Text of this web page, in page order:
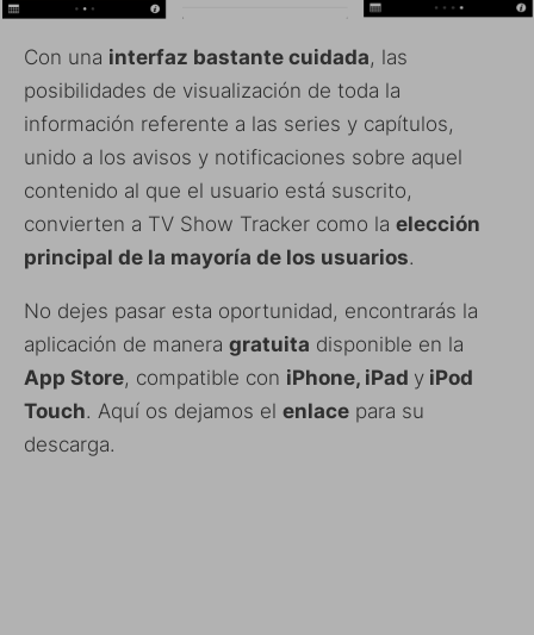
Con una interfaz bastante cuidada, las
posibilidades de visualización de toda la
información referente a las series y capítulos,
unido a los avisos y notificaciones sobre aquel
contenido al que el usuario está suscrito,
convierten a TV Show Tracker como la elección
principal de la mayoría de los usuarios.
No dejes pasar esta oportunidad, encontrarás la
aplicación de manera gratuita disponible en la
App Store, compatible con iPhone, iPad y iPod
Touch. Aquí os dejamos el enlace para su
descarga.